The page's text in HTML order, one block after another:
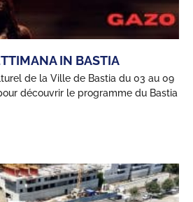
IN BASTIA
de la Ville de Bastia du 03 au 09
découvrir le programme du Bastia